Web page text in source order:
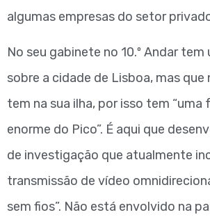
algumas empresas do setor
No seu gabinete no 10.º Andar
sobre a cidade de Lisboa, mas que
tem na sua ilha, por isso tem
enorme do Pico”. É aqui que
de investigação que atualmente
transmissão de vídeo
sem fios”. Não está envolvido na